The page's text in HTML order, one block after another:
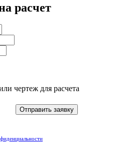
расчет
чертеж для расчета